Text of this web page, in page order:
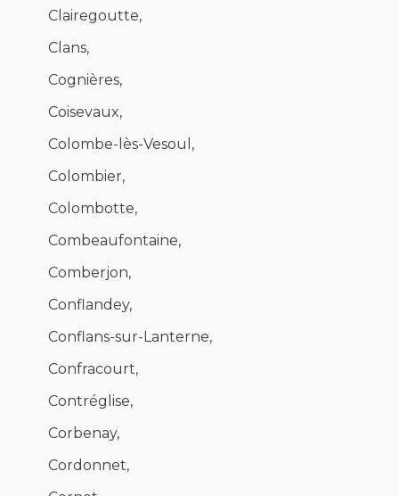
Clairegoutte,
Clans,
Cognières,
Coisevaux,
Colombe-lès-Vesoul,
Colombier,
Colombotte,
Combeaufontaine,
Comberjon,
Conflandey,
Conflans-sur-Lanterne,
Confracourt,
Contréglise,
Corbenay,
Cordonnet,